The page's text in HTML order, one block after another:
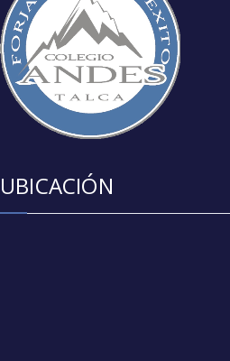
UBICACIÓN